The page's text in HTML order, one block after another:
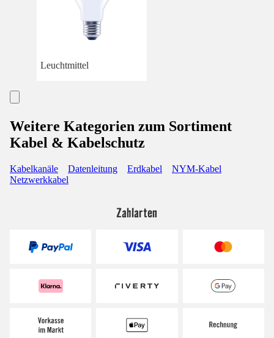
Leuchtmittel
Weitere Kategorien zum Sortiment
Kabel & Kabelschutz
Kabelkanäle Datenleitung Erdkabel
NYM-Kabel
Netzwerkkabel
Zahlarten